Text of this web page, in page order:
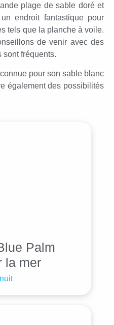
plage de sable doré et
endroit fantastique pour
tels que la planche à voile.
de venir avec des
sont fréquents.
pour son sable blanc
également des possibilités
Palm
la mer